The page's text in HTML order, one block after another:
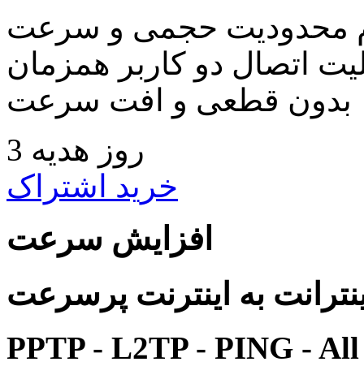
محدودیت حجمی و سرعت
اتصال دو کاربر همزمان
بدون قطعی و افت سرعت
3 روز هدیه
خرید اشتراک
افزایش سرعت
به اینترنت پرسرعت
PPTP - L2TP - PING -